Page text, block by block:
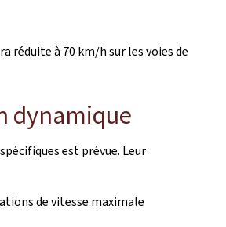
réduite à 70 km/h sur les voies de
dynamique
est prévue. Leur
de vitesse maximale